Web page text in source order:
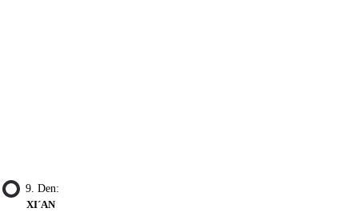
9. Den:
XI´AN